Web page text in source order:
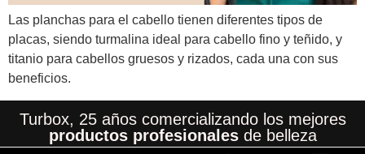
Las planchas para el cabello tienen diferentes tipos de
placas, siendo turmalina ideal para cabello fino y teñido, y
titanio para cabellos gruesos y rizados, cada una con sus
beneficios.
Turbox, 25 años comercializando los mejores
productos profesionalesde belleza